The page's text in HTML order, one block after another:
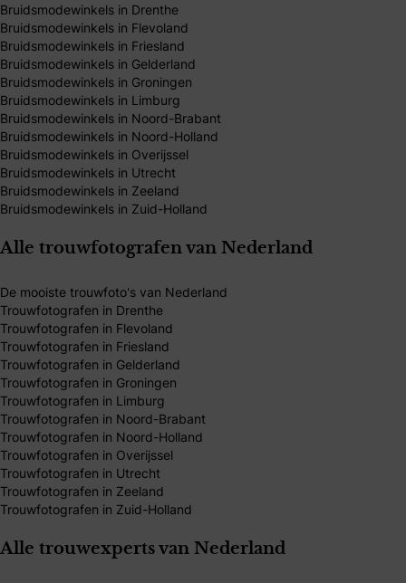
Bruidsmodewinkels in Drenthe
Bruidsmodewinkels in Flevoland
Bruidsmodewinkels in Friesland
Bruidsmodewinkels in Gelderland
Bruidsmodewinkels in Groningen
Bruidsmodewinkels in Limburg
Bruidsmodewinkels in Noord-Brabant
Bruidsmodewinkels in Noord-Holland
Bruidsmodewinkels in Overijssel
Bruidsmodewinkels in Utrecht
Bruidsmodewinkels in Zeeland
Bruidsmodewinkels in Zuid-Holland
Alle trouwfotografen van Nederland
De mooiste trouwfoto's van Nederland
Trouwfotografen in Drenthe
Trouwfotografen in Flevoland
Trouwfotografen in Friesland
Trouwfotografen in Gelderland
Trouwfotografen in Groningen
Trouwfotografen in Limburg
Trouwfotografen in Noord-Brabant
Trouwfotografen in Noord-Holland
Trouwfotografen in Overijssel
Trouwfotografen in Utrecht
Trouwfotografen in Zeeland
Trouwfotografen in Zuid-Holland
Alle trouwexperts van Nederland